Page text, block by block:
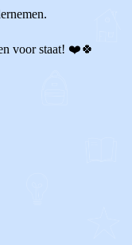
voor staat! ❤️🍀